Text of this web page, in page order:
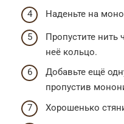
Наденьте на
Пропустите нить
неё кольцо.
Добавьте ещё
пропустив
Хорошенько